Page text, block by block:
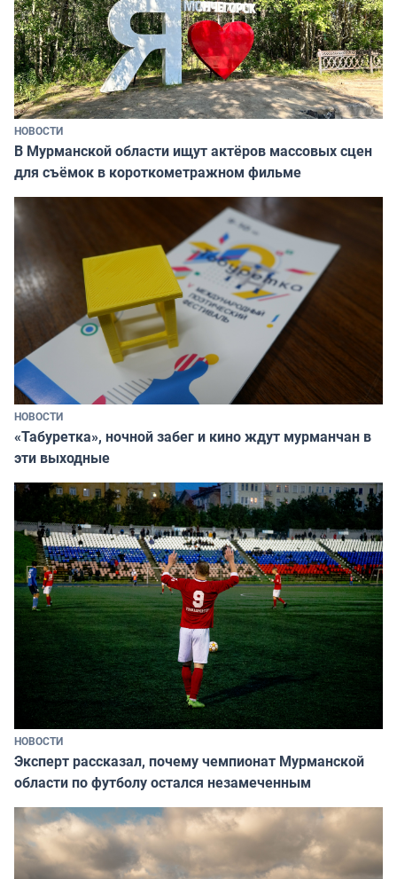
НОВОСТИ
В Мурманской области ищут актёров массовых сцен
для съёмок в короткометражном фильме
НОВОСТИ
«Табуретка», ночной забег и кино ждут мурманчан в
эти выходные
НОВОСТИ
Эксперт рассказал, почему чемпионат Мурманской
области по футболу остался незамеченным